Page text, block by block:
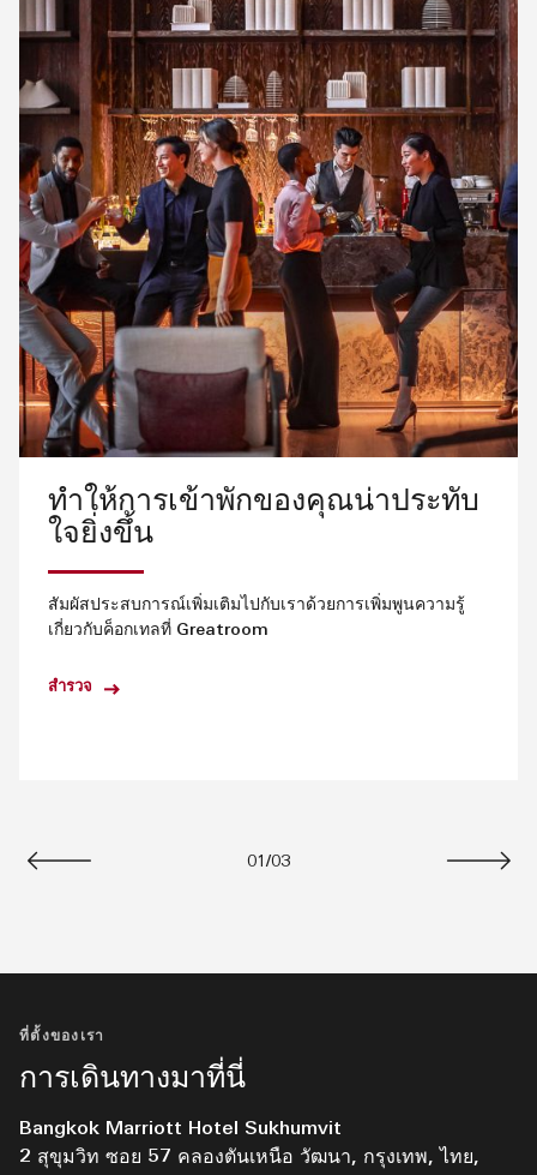
ทำให้การเข้าพักของคุณน่าประทับ
ใจยิ่งขึ้น
สัมผัสประสบการณ์เพิ่มเติมไปกับเราด้วยการเพิ่มพูนความรู้
เกี่ยวกับค็อกเทลที่ Greatroom
สำรวจ
01 /03
ที่ตั้งของเรา
การเดินทางมาที่นี่
Bangkok Marriott Hotel Sukhumvit
2 สุขุมวิท ซอย 57 คลองตันเหนือ วัฒนา, กรุงเทพ, ไทย,